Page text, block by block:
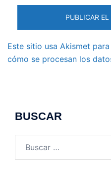
Este sitio usa Akismet
cómo se procesan los
BUSCAR